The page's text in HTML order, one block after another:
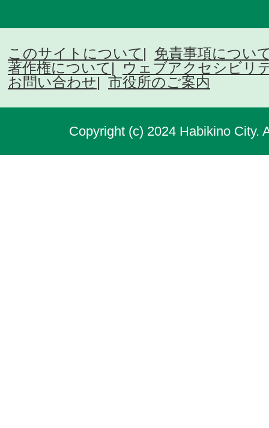
このサイトについて
免責事項につい
著作権について
ウェブアクセシビリ
お問い合わせ
市役所のご案内
Copyright (c) 2024 Habikino City.